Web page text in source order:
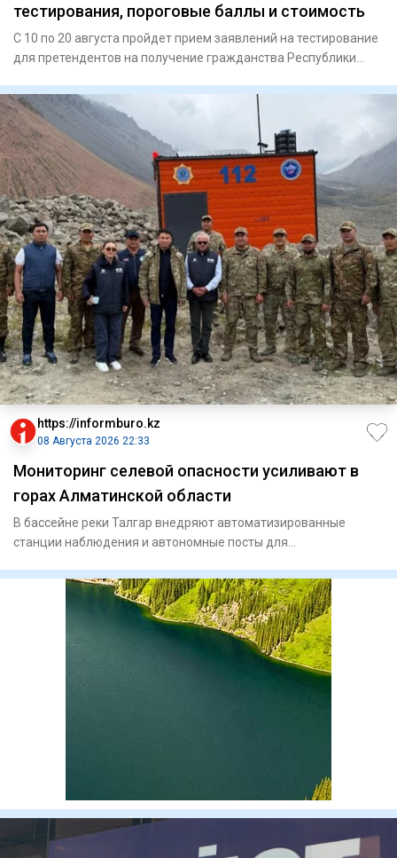
тестирования, пороговые баллы и стоимость
С 10 по 20 августа пройдет прием заявлений на тестирование
для претендентов на получение гражданства Республики
https://informburo.kz
08 Августа 2026 22:33
Мониторинг селевой опасности усиливают в
горах Алматинской области
В бассейне реки Талгар внедряют автоматизированные
станции наблюдения и автономные посты для